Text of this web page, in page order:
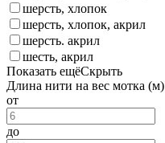
шерсть, хлопок
шерсть, хлопок, акрил
шерсть. акрил
шесть, акрил
Показать ещёСкрыть
Длина нити на вес мотка (м)
от
до